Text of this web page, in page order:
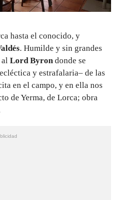
hasta el conocido, y
. Humilde y sin grandes
Lord Byron donde se
y estrafalaria– de las
en el campo, y en ella nos
de Yerma, de Lorca; obra